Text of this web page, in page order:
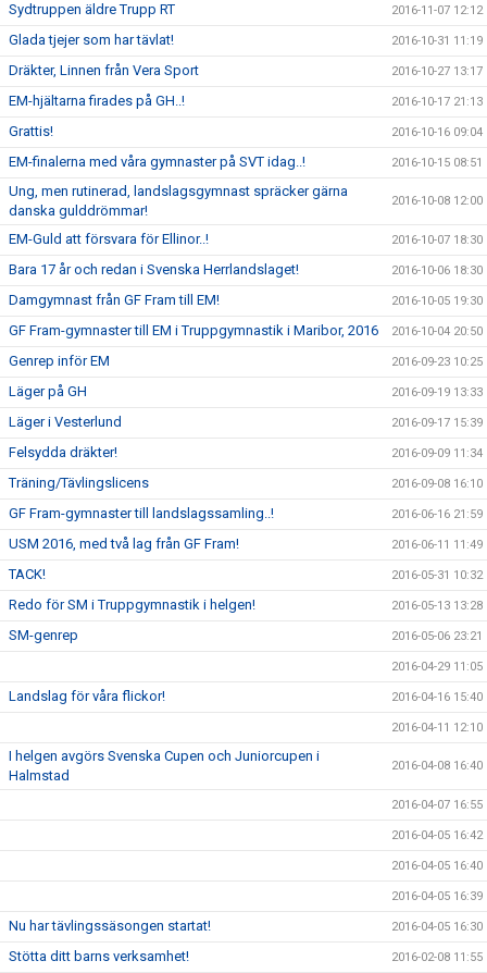
Sydtruppen äldre Trupp RT 2016-11-07 12:12
Glada tjejer som har tävlat! 2016-10-31 11:19
Dräkter, Linnen från Vera Sport 2016-10-27 13:17
EM-hjältarna firades på GH..! 2016-10-17 21:13
Grattis! 2016-10-16 09:04
EM-finalerna med våra gymnaster på SVT idag..! 2016-10-15 08:51
Ung, men rutinerad, landslagsgymnast spräcker gärna
danska gulddrömmar!
2016-10-08 12:00
EM-Guld att försvara för Ellinor..! 2016-10-07 18:30
Bara 17 år och redan i Svenska Herrlandslaget! 2016-10-06 18:30
Damgymnast från GF Fram till EM! 2016-10-05 19:30
GF Fram-gymnaster till EM i Truppgymnastik i Maribor, 2016 2016-10-04 20:50
Genrep inför EM 2016-09-23 10:25
Läger på GH 2016-09-19 13:33
Läger i Vesterlund 2016-09-17 15:39
Felsydda dräkter! 2016-09-09 11:34
Träning/Tävlingslicens 2016-09-08 16:10
GF Fram-gymnaster till landslagssamling..! 2016-06-16 21:59
USM 2016, med två lag från GF Fram! 2016-06-11 11:49
TACK! 2016-05-31 10:32
Redo för SM i Truppgymnastik i helgen! 2016-05-13 13:28
SM-genrep 2016-05-06 23:21
2016-04-29 11:05
Landslag för våra flickor! 2016-04-16 15:40
2016-04-11 12:10
I helgen avgörs Svenska Cupen och Juniorcupen i
Halmstad
2016-04-08 16:40
2016-04-07 16:55
2016-04-05 16:42
2016-04-05 16:40
2016-04-05 16:39
Nu har tävlingssäsongen startat! 2016-04-05 16:30
Stötta ditt barns verksamhet! 2016-02-08 11:55